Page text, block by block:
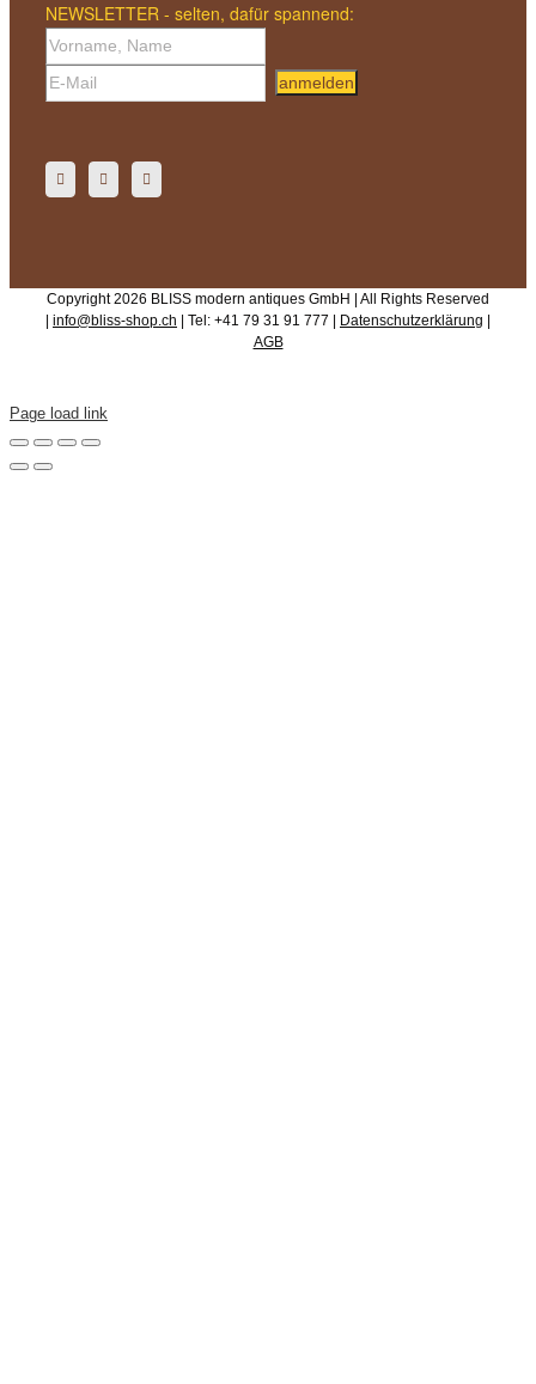
NEWSLETTER - selten, dafür spannend:
anmelden
Copyright 2026 BLISS modern antiques GmbH | All Rights Reserved
| info@bliss-shop.ch | Tel: +41 79 31 91 777 | Datenschutzerklärung |
AGB
Page load link